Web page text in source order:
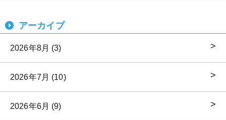
アーカイブ
2026年8月 (3)
2026年7月 (10)
2026年6月 (9)